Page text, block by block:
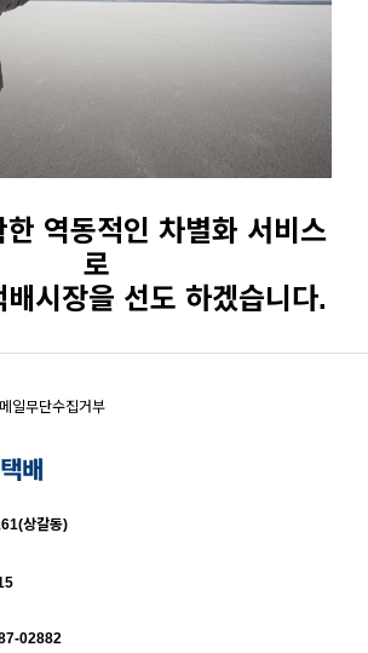
한 역동적인 차별화 서비스
로
시장을 선도 하겠습니다.
일무단수집거부
상갈동)
02882